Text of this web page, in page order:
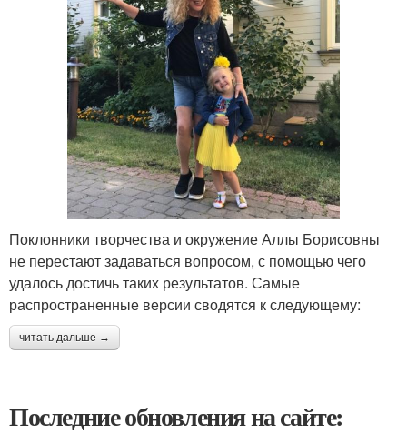
Поклонники творчества и окружение Аллы Борисовны
не перестают задаваться вопросом, с помощью чего
удалось достичь таких результатов. Самые
распространенные версии сводятся к следующему:
читать дальше →
Последние обновления на сайте: